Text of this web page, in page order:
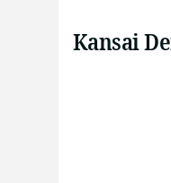
Kansai